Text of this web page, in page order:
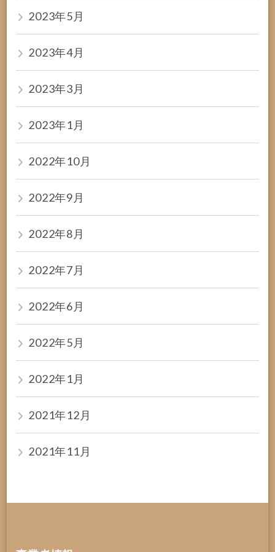
2023年5月
2023年4月
2023年3月
2023年1月
2022年10月
2022年9月
2022年8月
2022年7月
2022年6月
2022年5月
2022年1月
2021年12月
2021年11月